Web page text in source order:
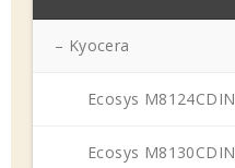
– Kyocera
Ecosys M8124CDIN
Ecosys M8130CDIN